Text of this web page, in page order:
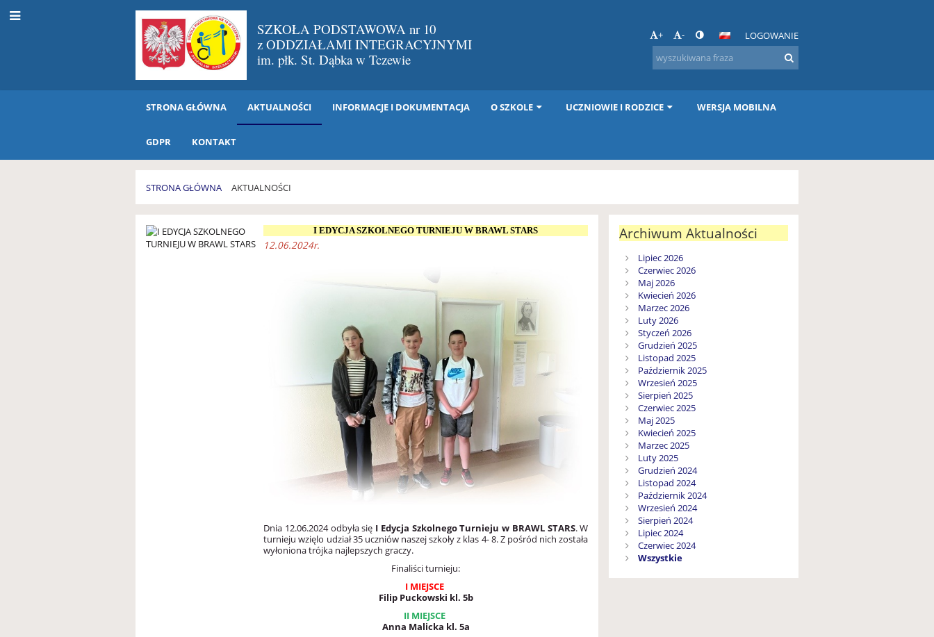
SZKOŁA PODSTAWOWA nr 10
z ODDZIAŁAMI INTEGRACYJNYMI
im. płk. St. Dąbka w Tczewie
+ - LOGOWANIE
STRONA GŁÓWNA AKTUALNOŚCI INFORMACJE I DOKUMENTACJA O SZKOLE UCZNIOWIE I RODZICE WERSJA MOBILNA
GDPR KONTAKT
STRONA GŁÓWNA AKTUALNOŚCI
AKTUALNOŚCI I EDYCJA SZKOLNEGO TURNIEJU W BRAWL STARS
12.06.2024r.
Dnia 12.06.2024 odbyła się I Edycja Szkolnego Turnieju w BRAWL STARS. W
turnieju wzięlo udział 35 uczniów naszej szkoły z klas 4- 8. Z pośród nich została
wyłoniona trójka najlepszych graczy.
Finaliści turnieju:
I MIEJSCE
Filip Puckowski kl. 5b
II MIEJSCE
Anna Malicka kl. 5a
Archiwum Aktualności
Lipiec 2026
Czerwiec 2026
Maj 2026
Kwiecień 2026
Marzec 2026
Luty 2026
Styczeń 2026
Grudzień 2025
Listopad 2025
Październik 2025
Wrzesień 2025
Sierpień 2025
Czerwiec 2025
Maj 2025
Kwiecień 2025
Marzec 2025
Luty 2025
Grudzień 2024
Listopad 2024
Październik 2024
Wrzesień 2024
Sierpień 2024
Lipiec 2024
Czerwiec 2024
Wszystkie